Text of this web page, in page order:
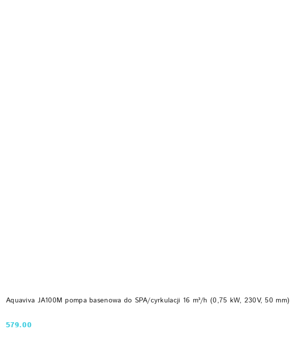
Aquaviva JA100M pompa basenowa do SPA/cyrkulacji 16 m³/h (0,75 kW, 230V, 50 mm)
Cena:
579.00